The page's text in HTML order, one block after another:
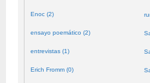
Enoc (2)
ensayo poemático (2)
entrevistas (1)
Erich Fromm (0)